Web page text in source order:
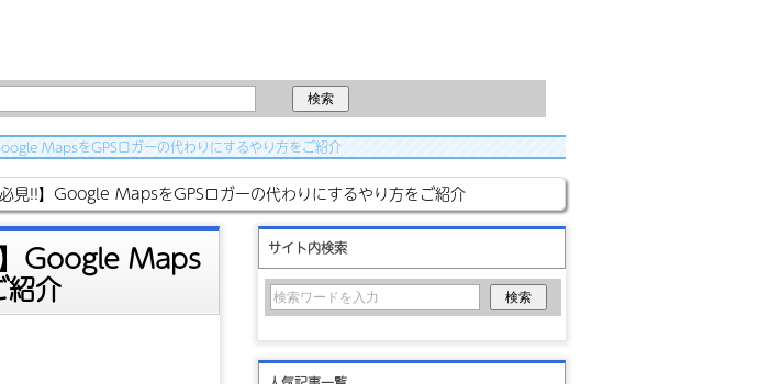
MapsをGPSロガーの代わりにするやり方をご紹介
見!!】Google MapsをGPSロガーの代わりにするやり方をご紹介
】Google Maps
紹介
サイト内検索